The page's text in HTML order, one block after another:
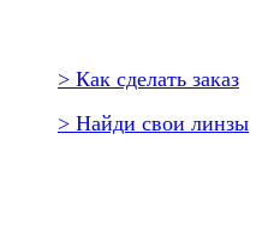
> Как сделать заказ
> Найди свои линзы